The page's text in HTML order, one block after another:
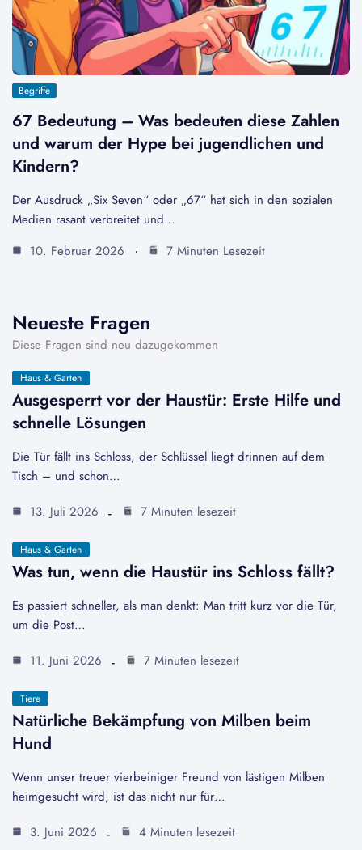
Begriffe
67 Bedeutung – Was bedeuten diese Zahlen
und warum der Hype bei jugendlichen und
Kindern?
Der Ausdruck „Six Seven“ oder „67“ hat sich in den sozialen
Medien rasant verbreitet und…
10. Februar 2026
7 Minuten Lesezeit
Neueste Fragen
Diese Fragen sind neu dazugekommen
Haus & Garten
Ausgesperrt vor der Haustür: Erste Hilfe und
schnelle Lösungen
Die Tür fällt ins Schloss, der Schlüssel liegt drinnen auf dem
Tisch – und schon…
13. Juli 2026
7 Minuten lesezeit
Haus & Garten
Was tun, wenn die Haustür ins Schloss fällt?
Es passiert schneller, als man denkt: Man tritt kurz vor die Tür,
um die Post…
11. Juni 2026
7 Minuten lesezeit
Tiere
Natürliche Bekämpfung von Milben beim
Hund
Wenn unser treuer vierbeiniger Freund von lästigen Milben
heimgesucht wird, ist das nicht nur für…
3. Juni 2026
4 Minuten lesezeit